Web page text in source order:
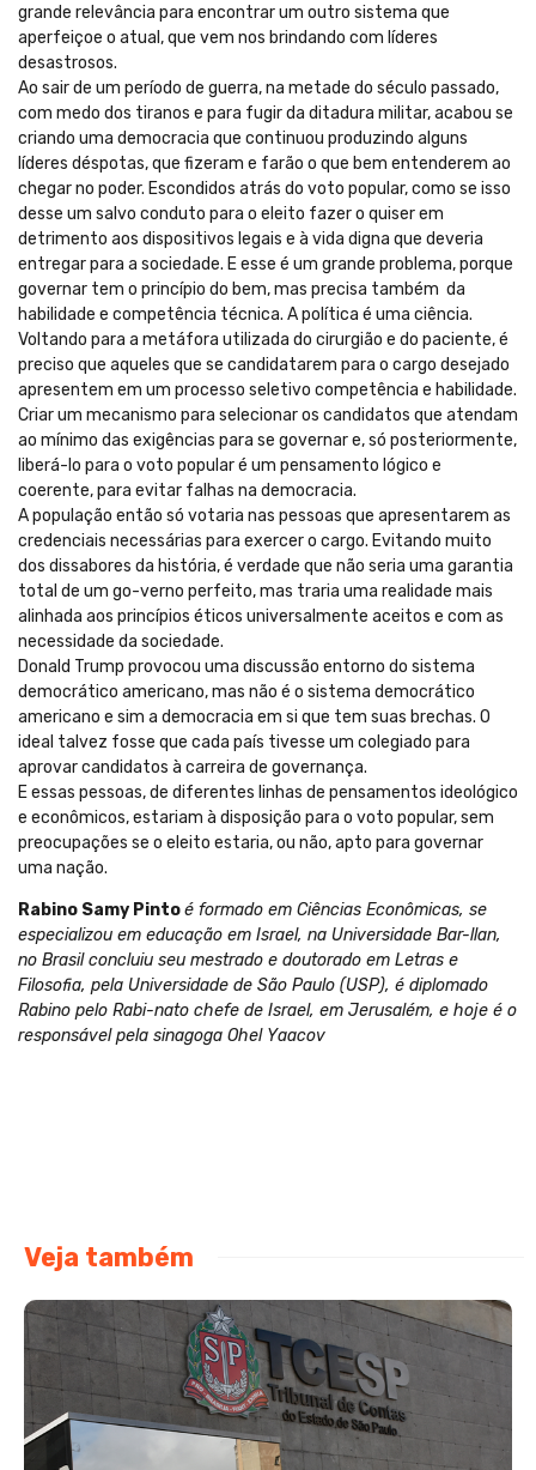
grande relevância para encontrar um outro sistema que
aperfeiçoe o atual, que vem nos brindando com líderes
desastrosos.
Ao sair de um período de guerra, na metade do século passado,
com medo dos tiranos e para fugir da ditadura militar, acabou se
criando uma democracia que continuou produzindo alguns
líderes déspotas, que fizeram e farão o que bem entenderem ao
chegar no poder. Escondidos atrás do voto popular, como se isso
desse um salvo conduto para o eleito fazer o quiser em
detrimento aos dispositivos legais e à vida digna que deveria
entregar para a sociedade. E esse é um grande problema, porque
governar tem o princípio do bem, mas precisa também da
habilidade e competência técnica. A política é uma ciência.
Voltando para a metáfora utilizada do cirurgião e do paciente, é
preciso que aqueles que se candidatarem para o cargo desejado
apresentem em um processo seletivo competência e habilidade.
Criar um mecanismo para selecionar os candidatos que atendam
ao mínimo das exigências para se governar e, só posteriormente,
liberá-lo para o voto popular é um pensamento lógico e
coerente, para evitar falhas na democracia.
A população então só votaria nas pessoas que apresentarem as
credenciais necessárias para exercer o cargo. Evitando muito
dos dissabores da história, é verdade que não seria uma garantia
total de um go-verno perfeito, mas traria uma realidade mais
alinhada aos princípios éticos universalmente aceitos e com as
necessidade da sociedade.
Donald Trump provocou uma discussão entorno do sistema
democrático americano, mas não é o sistema democrático
americano e sim a democracia em si que tem suas brechas. O
ideal talvez fosse que cada país tivesse um colegiado para
aprovar candidatos à carreira de governança.
E essas pessoas, de diferentes linhas de pensamentos ideológico
e econômicos, estariam à disposição para o voto popular, sem
preocupações se o eleito estaria, ou não, apto para governar
uma nação.
Rabino Samy Pintoé formado em Ciências Econômicas, se
especializou em educação em Israel, na Universidade Bar-llan,
no Brasil concluiu seu mestrado e doutorado em Letras e
Filosofia, pela Universidade de São Paulo (USP), é diplomado
Rabino pelo Rabi-nato chefe de Israel, em Jerusalém, e hoje é o
responsável pela sinagoga Ohel Yaacov
Veja também